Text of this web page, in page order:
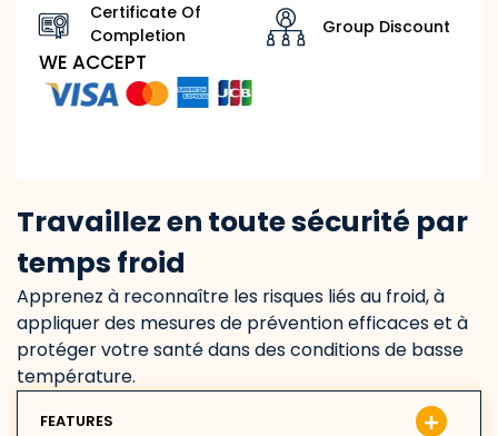
Travaillez en toute sécurité par
temps froid
Apprenez à reconnaître les risques liés au froid, à
appliquer des mesures de prévention efficaces et à
protéger votre santé dans des conditions de basse
température.
FEATURES
Certificate Of
Completion
Group Discount
WE ACCEPT